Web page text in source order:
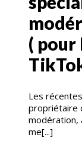
( pour
Les
propriétaire
modération,
me[...]